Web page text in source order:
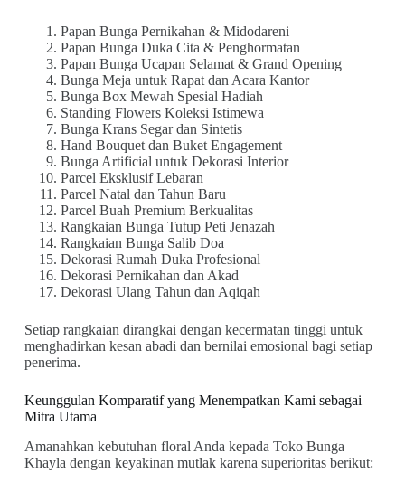
Papan Bunga Pernikahan & Midodareni
Papan Bunga Duka Cita & Penghormatan
Papan Bunga Ucapan Selamat & Grand Opening
Bunga Meja untuk Rapat dan Acara Kantor
Bunga Box Mewah Spesial Hadiah
Standing Flowers Koleksi Istimewa
Bunga Krans Segar dan Sintetis
Hand Bouquet dan Buket Engagement
Bunga Artificial untuk Dekorasi Interior
Parcel Eksklusif Lebaran
Parcel Natal dan Tahun Baru
Parcel Buah Premium Berkualitas
Rangkaian Bunga Tutup Peti Jenazah
Rangkaian Bunga Salib Doa
Dekorasi Rumah Duka Profesional
Dekorasi Pernikahan dan Akad
Dekorasi Ulang Tahun dan Aqiqah
Setiap rangkaian dirangkai dengan kecermatan tinggi untuk
menghadirkan kesan abadi dan bernilai emosional bagi setiap
penerima.
Keunggulan Komparatif yang Menempatkan Kami sebagai
Mitra Utama
Amanahkan kebutuhan floral Anda kepada Toko Bunga
Khayla dengan keyakinan mutlak karena superioritas berikut: